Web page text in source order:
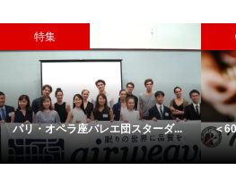
特集
パリ・オペラ座バレエ団スターダ... ＜